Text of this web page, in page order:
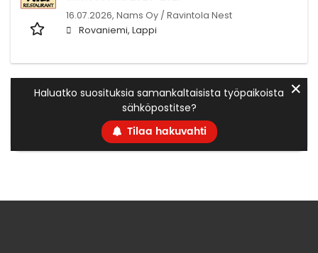
16.07.2026, Nams Oy / Ravintola Nest
Rovaniemi, Lappi
Haluatko suosituksia samankaltaisista työpaikoista
sähköpostitse?
Tilaa hakuvahti
✕